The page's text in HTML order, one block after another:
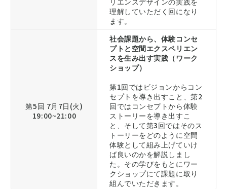
理解していただく回になり
ます。
第5回 7月7日(火)
19:00~21:00
社会課題から、体験コンセ
プトと空間エクスペリエン
スを生み出す実践（ワーク
ショップ）
第1回ではビジョンからコン
セプトを導き出すこと、第2
回ではコンセプトから体験
ストーリーを導き出すこ
と、そして第3回ではそのス
トーリーをどのように空間
体験として組み上げていけ
ば良いのかを解説しまし
た。その学びをもとにワー
クショップにて課題に取り
組んでいただきます。